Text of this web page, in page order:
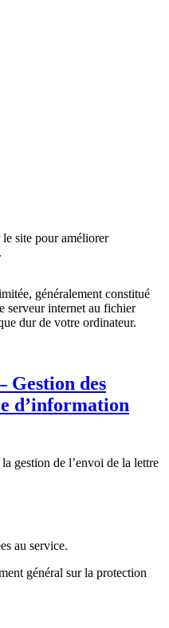
site pour améliorer
généralement constitué
serveur internet au fichier
dur de votre ordinateur.
Gestion des
d’information
gestion de l’envoi de la lettre
au service.
général sur la protection